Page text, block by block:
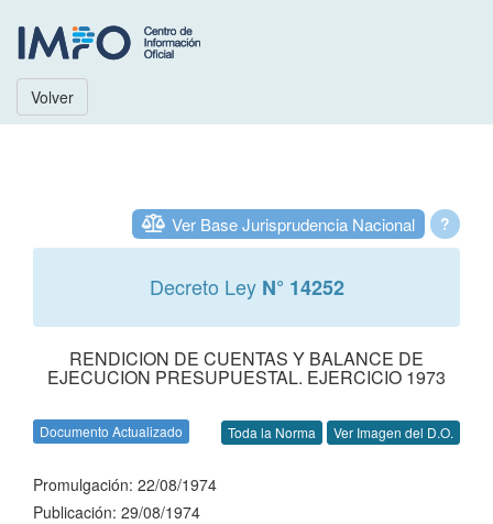
Volver
?
Ver Base Jurisprudencia Nacional
Decreto Ley N° 14252
RENDICION DE CUENTAS Y BALANCE DE
EJECUCION PRESUPUESTAL. EJERCICIO 1973
Documento Actualizado Toda la Norma Ver Imagen del D.O.
Promulgación: 22/08/1974
Publicación: 29/08/1974